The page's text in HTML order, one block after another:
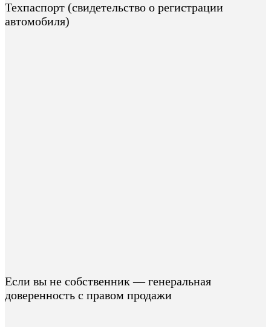
Техпаспорт (свидетельство о регистрации
автомобиля)
Если вы не собственник — генеральная
доверенность с правом продажи